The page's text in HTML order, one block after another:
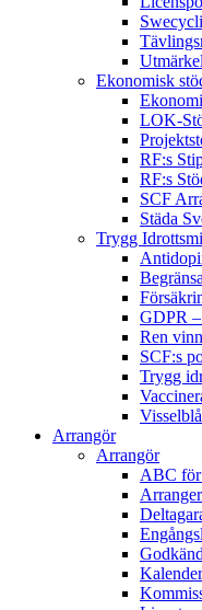
Ekonomisk
LOK-
RF:s
RF:s
SCF
Städa
Trygg
GDPR
Ren
SCF:s
Trygg
Arrangör
Arrangör
ABC för
Kalender